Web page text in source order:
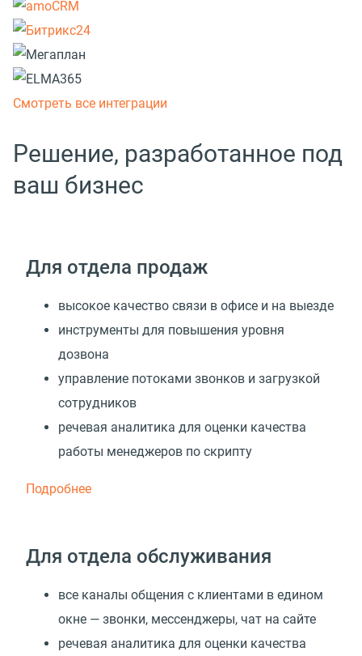
Смотреть все интеграции
Решение, разработанное под
ваш бизнес
Для отдела продаж
высокое качество связи в офисе и на выезде
инструменты для повышения уровня
дозвона
управление потоками звонков и загрузкой
сотрудников
речевая аналитика для оценки качества
работы менеджеров по скрипту
Подробнее
Для отдела обслуживания
все каналы общения с клиентами в едином
окне — звонки, мессенджеры, чат на сайте
речевая аналитика для оценки качества